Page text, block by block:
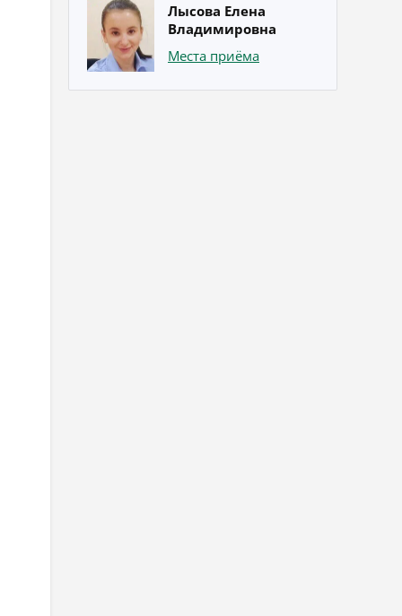
Лысова Елена
Владимировна
Места приёма